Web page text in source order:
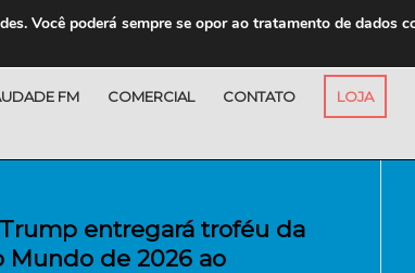
FM COMERCIAL CONTATO LOJA
entregará troféu da
Mundo de 2026 ao
Você poderá sempre se opor ao tratamento de dados